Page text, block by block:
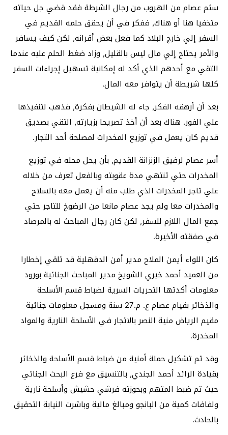
سئم عصام من الهروب من رجال الشرطة فقد قضي جل حياته
متخفيا هنا أو هناك‏,‏ ففكر في أن يحقق حلمه القديم في
السفر إلي خارج البلاد كما فعل بعض أقرانه‏,‏ لكن كيف يسافر
والأمر يحتاج إلي مال ليس بالقليل‏,‏ وزاد ضغط الحلم عليه عندما
التقي مع أحدهم الذي أكد له إمكانية تسهيل إجراءات السفر
كلها شريطة أن يتوافر معه المال‏.‏
بعد أن أرهقه الفكر, جاء له الشيطان بفكرة, فذهب لتنفيذها
علي الفور. هناك بعد أن أخذ تصريحا بزيارته, التقي بصديق
قديم كان يعمل في توزيع المخدرات لمصلحة أحد التجار.
أسر عصام لرفيق الزنزانة القديم, بأن يحل محله في توزيع
المخدرات حتي تنتهي مدة عقوبته وبالفعل تعرف من خلاله
علي تاجر المخدرات الذي طلب منه أن يعمل معه بالسلاح
والمخدرات معا ولم يجد عصام مانعا من الرضوخ للتاجر حتي
جمع المال اللازم للسفر, لكن كان رجال المباحث له بالمرصاد
في صفقته الأخيرة.
كان اللواء أيمن الملاح مدير أمن الدقهلية قد تلقي إخطارا
من العميد أحمد خيري الشويخ مدير المباحث الجنائية بورود
معلومات أكدتها التحريات السرية لضباط قسم الأسلحة
والذخائر بقيام عصام ع. م.27 سنة ومسجل معلومات جنائية
مقيم الرياض منية النصر بالاتجار في الأسلحة النارية والمواد
المخدرة.
وقد تم تشكيل حملة أمنية من ضباط قسم الأسلحة والذخائر
بقيادة الرائد أحمد الجندي, بالتنسيق مع فرع البحث الجنائي
حيث تم ضبط المتهم وبحوزته فرشي حشيش وأسلحة نارية
ولفافات كمية من البانجو ومبالغ مالية وباشرت النيابة التحقيق
بالحادث.